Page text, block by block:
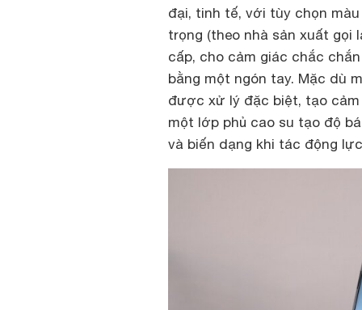
đại, tinh tế, với tùy chọn
trọng (theo nhà sản xuất gọi
cấp, cho cảm giác chắc
bằng một ngón tay. Mặc dù
được xử lý đặc biệt, tạo
một lớp phủ cao su tạo độ
và biến dạng khi tác động